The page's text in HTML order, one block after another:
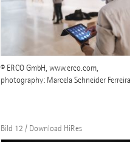
© ERCO GmbH, www.erco.com,
photography: Marcela Schneider Ferreira
Bild 12 / Download HiRes